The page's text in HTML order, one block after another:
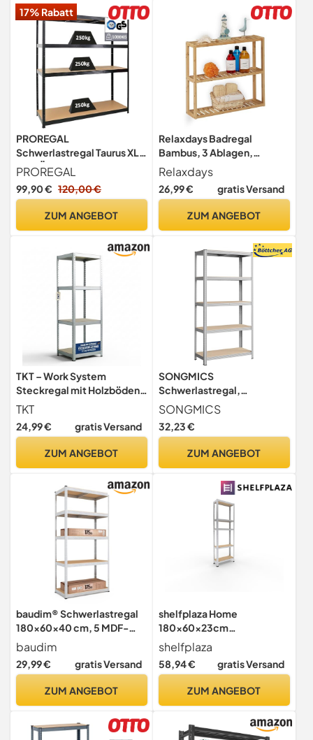
60 x 15 x 54 cm, Natur und
Weiß BCB13WN
17% Rabatt
PROREGAL
Schwerlastregal Taurus XL
mit TÜV/GS Zertifizierung
180x160x60cm Gesamtlast
1000kg Schwarz
Garagenregal, Lagerregal
PROREGAL
99,90 € 120,00 €
ZUM ANGEBOT
Relaxdays Badregal
Bambus, 3 Ablagen,
schmales Hängeregal,
Natur
Relaxdays
26,99 € gratis Versand
ZUM ANGEBOT
TKT – Work System
Steckregal mit Holzböden
180x46x46cm - Verzinktes
Regal mit 175kg Tragkraft
pro Boden.
Böden für Werkstatt,
TKT
24,99 € gratis Versand
ZUM ANGEBOT
SONGMICS
Schwerlastregal,
Kellerregal, Lagerregal, 40
x 90 x 180 cm, Regal mit
Stahlgestell, bis 875 kg
Ablagen, silbern GLR40SV
SONGMICS
32,23 €
ZUM ANGEBOT
baudim® Schwerlastregal
180x60x40 cm, 5 MDF-
Böden, 875 kg, Verzinkt,
Metall
baudim
29,99 € gratis Versand
ZUM ANGEBOT
shelfplaza Home
180x60x23cm
Schwerlastregal verzinkt
mit 5 Böden x 175kg
shelfplaza
58,94 € gratis Versand
ZUM ANGEBOT